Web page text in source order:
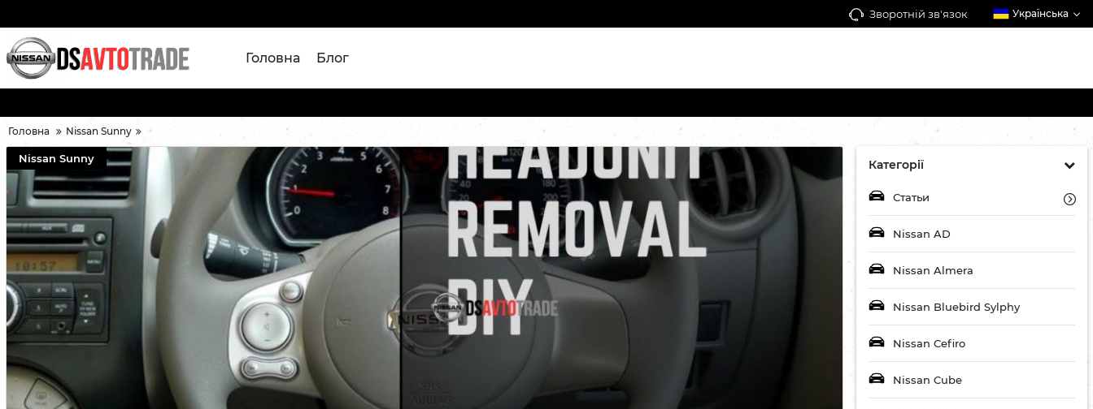
Зворотній зв'язок Українська
Головна Блог
Головна Nissan Sunny
Категорії
Статьи
Nissan AD
Nissan Almera
Nissan Bluebird Sylphy
Nissan Cefiro
Nissan Cube
Nissan Sunny